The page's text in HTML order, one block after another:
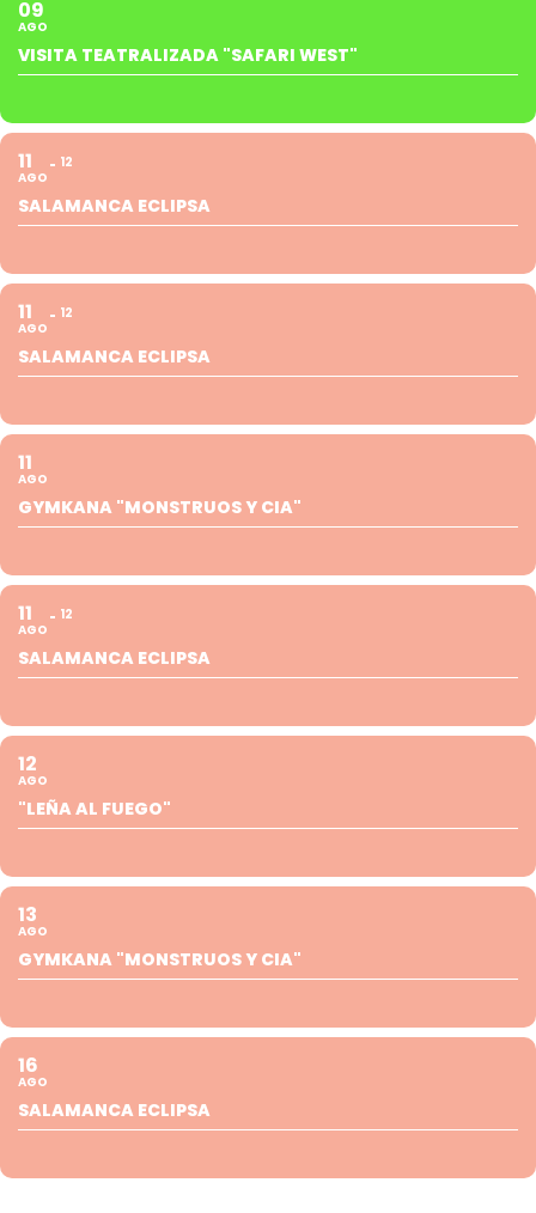
09
AGO
VISITA TEATRALIZADA "SAFARI WEST"
11
AGO
12
SALAMANCA ECLIPSA
11
AGO
12
SALAMANCA ECLIPSA
11
AGO
GYMKANA "MONSTRUOS Y CIA"
11
AGO
12
SALAMANCA ECLIPSA
12
AGO
"LEÑA AL FUEGO"
13
AGO
GYMKANA "MONSTRUOS Y CIA"
16
AGO
SALAMANCA ECLIPSA